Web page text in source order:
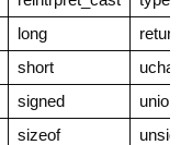
long
return
short
uchar_t
signed
union
sizeof